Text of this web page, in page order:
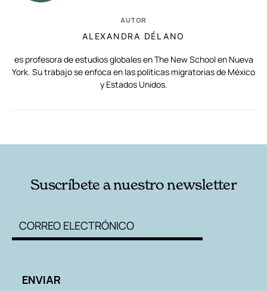
AUTOR
ALEXANDRA DÉLANO
es profesora de estudios globales en The New School en Nueva
York. Su trabajo se enfoca en las políticas migratorias de México
y Estados Unidos.
Suscríbete a nuestro newsletter